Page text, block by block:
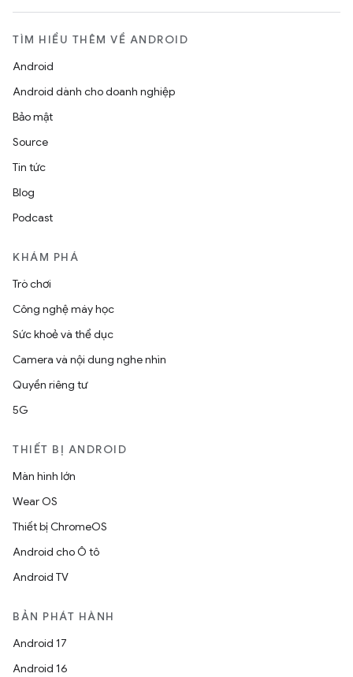
TÌM HIỂU THÊM VỀ ANDROID
Android
Android dành cho doanh nghiệp
Bảo mật
Source
Tin tức
Blog
Podcast
KHÁM PHÁ
Trò chơi
Công nghệ máy học
Sức khoẻ và thể dục
Camera và nội dung nghe nhìn
Quyền riêng tư
5G
THIẾT BỊ ANDROID
Màn hình lớn
Wear OS
Thiết bị ChromeOS
Android cho Ô tô
Android TV
BẢN PHÁT HÀNH
Android 17
Android 16